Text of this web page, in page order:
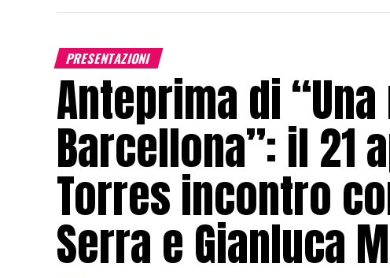
PRESENTAZIONI
Anteprima di
Barcellona”: il 21
Torres incontro
Serra e Gianluca